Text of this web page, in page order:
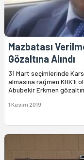
Mazbatası
Gözaltına Alındı
31 Mart seçimlerinde
almasına rağmen KHK'lı
Abubekir Erkmen
1 Kasım 2019